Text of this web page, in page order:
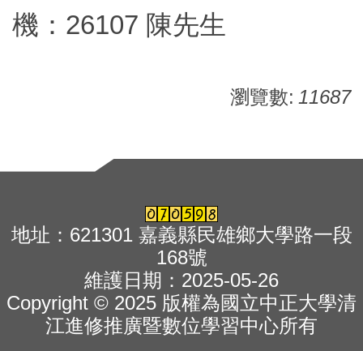
機：26107 陳先生
瀏覽數: 11687
地址：621301 嘉義縣民雄鄉大學路一段
168號
維護日期：2025-05-26
Copyright © 2025 版權為國立中正大學清
江進修推廣暨數位學習中心所有